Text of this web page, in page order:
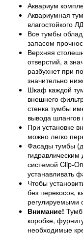
Аквариум
Аквариумная
влагостойкого
Все тумбы
запасом
Верхняя
отверстий, а
разбухнет при
значительно
Шкаф каждой
внешнего
стенка тумбы
вывода шлангов
При установке
можно легко
Фасады тумбы
системой Clip-
устанавливать
Чтобы
без перекосов,
регулируемыми
Внимание!
коробке,
необходимые